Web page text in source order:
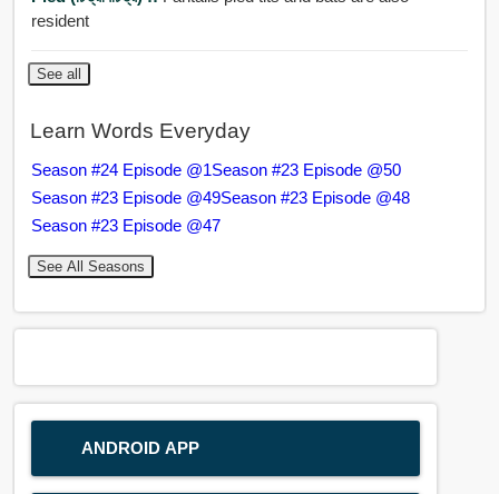
resident
See all
Learn Words Everyday
Season #24 Episode @1Season #23 Episode @50
Season #23 Episode @49Season #23 Episode @48
Season #23 Episode @47
See All Seasons
ANDROID APP